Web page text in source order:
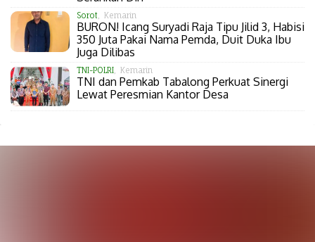
Sorot, Kemarin
BURON! Icang Suryadi Raja Tipu Jilid 3, Habisi
350 Juta Pakai Nama Pemda, Duit Duka Ibu
Juga Dilibas
TNI-POLRI, Kemarin
TNI dan Pemkab Tabalong Perkuat Sinergi
Lewat Peresmian Kantor Desa